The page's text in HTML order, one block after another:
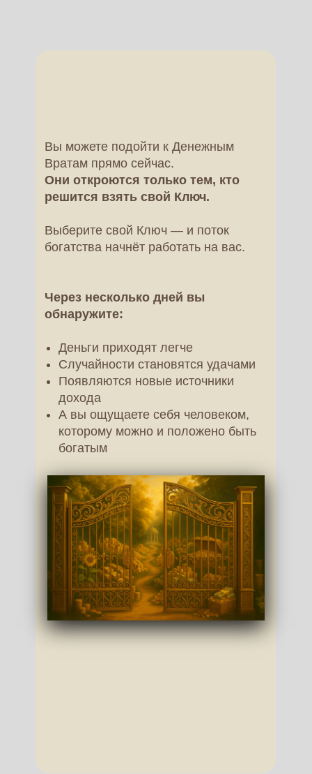
Вы можете подойти к Денежным
Вратам прямо сейчас.
Они откроются только тем, кто
решится взять свой Ключ.
Выберите свой Ключ — и поток
богатства начнёт работать на вас.
Через несколько дней вы
обнаружите:
Деньги приходят легче
Случайности становятся удачами
Появляются новые источники
дохода
А вы ощущаете себя человеком,
которому можно и положено быть
богатым